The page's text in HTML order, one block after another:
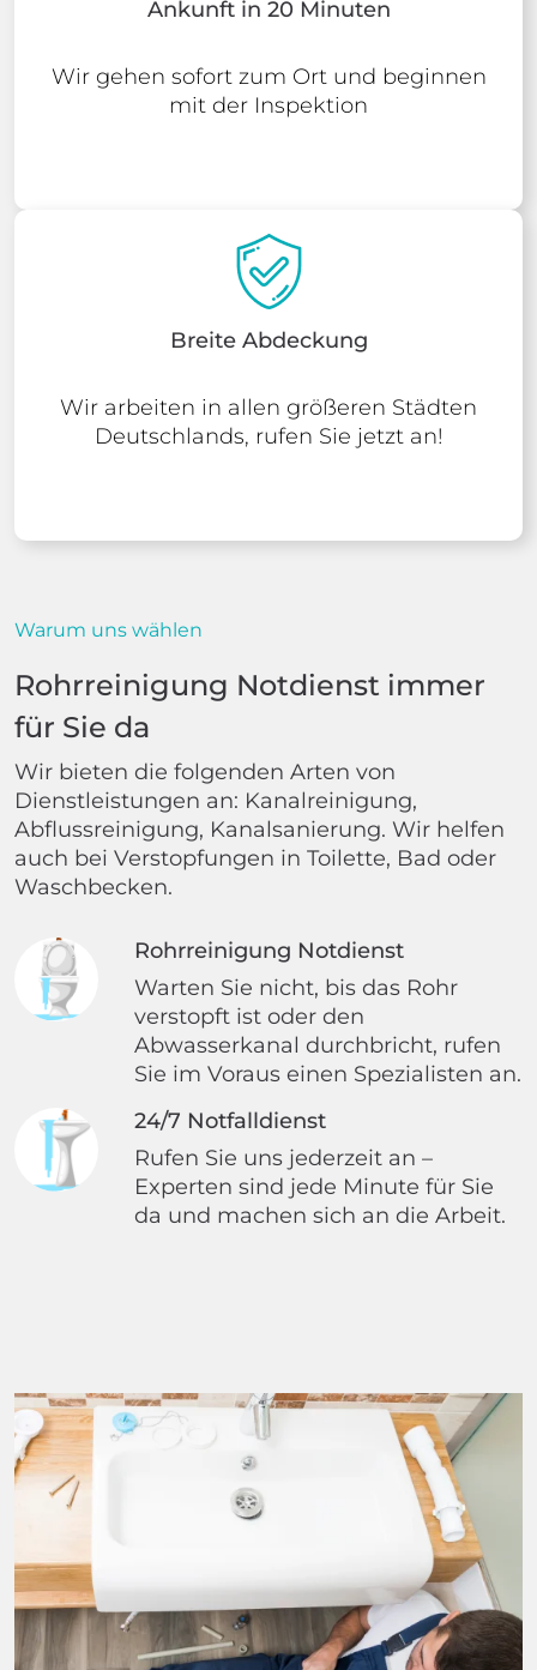
Ankunft in 20 Minuten
Wir gehen sofort zum Ort und beginnen
mit der Inspektion
Breite Abdeckung
Wir arbeiten in allen größeren Städten
Deutschlands, rufen Sie jetzt an!
Warum uns wählen
Rohrreinigung Notdienst immer
für Sie da
Wir bieten die folgenden Arten von
Dienstleistungen an: Kanalreinigung,
Abflussreinigung, Kanalsanierung. Wir helfen
auch bei Verstopfungen in Toilette, Bad oder
Waschbecken.
Rohrreinigung Notdienst
Warten Sie nicht, bis das Rohr
verstopft ist oder den
Abwasserkanal durchbricht, rufen
Sie im Voraus einen Spezialisten an.
24/7 Notfalldienst
Rufen Sie uns jederzeit an –
Experten sind jede Minute für Sie
da und machen sich an die Arbeit.